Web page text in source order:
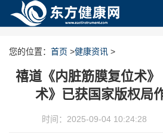
您的位置： 首页 >健康资讯 >
禧道《内脏筋膜复位术
术》已获国家版权局
时间：2025-09-04 10:24:28